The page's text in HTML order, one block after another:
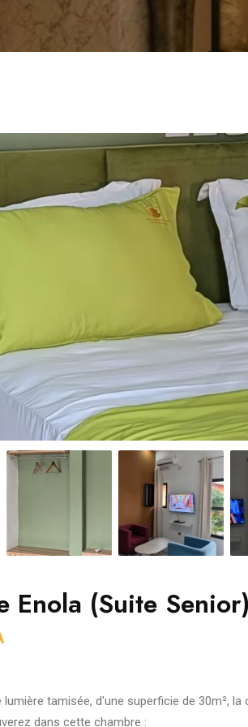
Enola (Suite Senior)
lumière tamisée, d'une superficie de 30m²,
dans cette chambre :